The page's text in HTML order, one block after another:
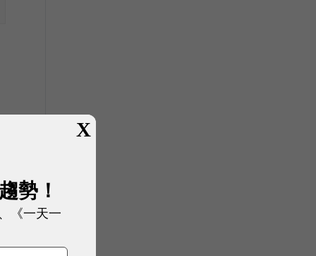
X
勢！
《一天一